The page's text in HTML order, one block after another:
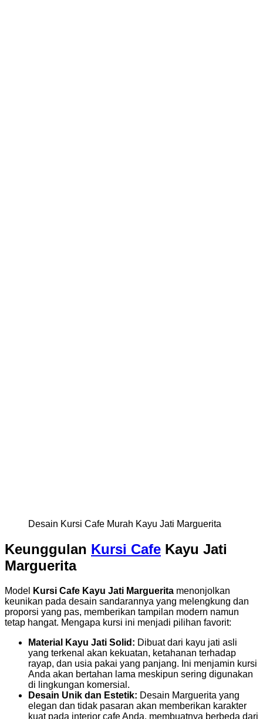
Desain Kursi Cafe Murah Kayu Jati Marguerita
Keunggulan Kursi Cafe Kayu Jati
Marguerita
Model Kursi Cafe Kayu Jati Marguerita menonjolkan
keunikan pada desain sandarannya yang melengkung dan
proporsi yang pas, memberikan tampilan modern namun
tetap hangat. Mengapa kursi ini menjadi pilihan favorit:
Material Kayu Jati Solid: Dibuat dari kayu jati asli
yang terkenal akan kekuatan, ketahanan terhadap
rayap, dan usia pakai yang panjang. Ini menjamin kursi
Anda akan bertahan lama meskipun sering digunakan
di lingkungan komersial.
Desain Unik dan Estetik: Desain Marguerita yang
elegan dan tidak pasaran akan memberikan karakter
kuat pada interior cafe Anda, membuatnya berbeda dari